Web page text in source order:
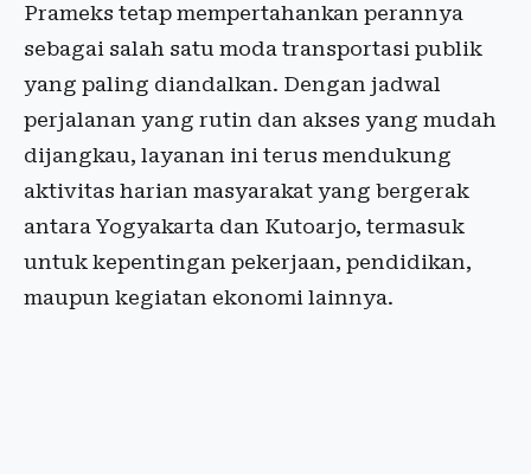
Prameks tetap mempertahankan perannya
sebagai salah satu moda transportasi publik
yang paling diandalkan. Dengan jadwal
perjalanan yang rutin dan akses yang mudah
dijangkau, layanan ini terus mendukung
aktivitas harian masyarakat yang bergerak
antara Yogyakarta dan Kutoarjo, termasuk
untuk kepentingan pekerjaan, pendidikan,
maupun kegiatan ekonomi lainnya.